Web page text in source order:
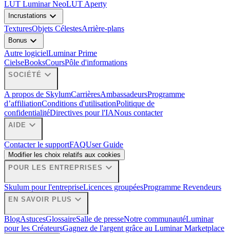
LUT Luminar NeoLUT Aperty
Incrustations expand_more
TexturesObjets CélestesArrière-plans
Bonus expand_more
Autre logicielLuminar Prime
CielseBooksCoursPôle d'informations
SOCIÉTÉ expand_more
A propos de SkylumCarrièresAmbassadeursProgramme
d’affiliationConditions d'utilisationPolitique de
confidentialitéDirectives pour l'IANous contacter
AIDE expand_more
Contacter le supportFAQUser Guide
Modifier les choix relatifs aux cookies
POUR LES ENTREPRISES expand_more
Skulum pour l'entrepriseLicences groupéesProgramme Revendeurs
EN SAVOIR PLUS expand_more
BlogAstucesGlossaireSalle de presseNotre communautéLuminar
pour les CréateursGagnez de l'argent grâce au Luminar Marketplace